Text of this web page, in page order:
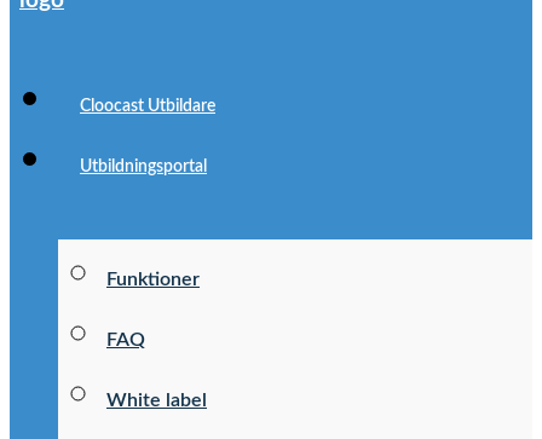
Cloocast Utbildare
Utbildningsportal
Funktioner
FAQ
White label